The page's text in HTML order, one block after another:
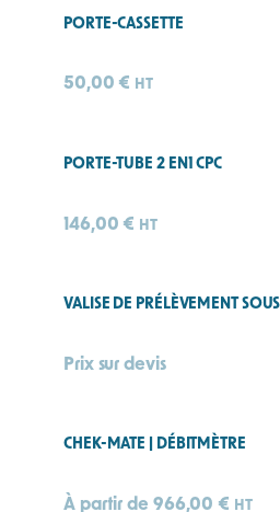
PORTE-CASSETTE
50,00 € HT
PORTE-TUBE 2 EN1 CPC
146,00 € HT
VALISE DE PRÉLÈVEMENT
Prix sur devis
CHEK-MATE | DÉBITMÈTRE
À partir de 966,00 € HT